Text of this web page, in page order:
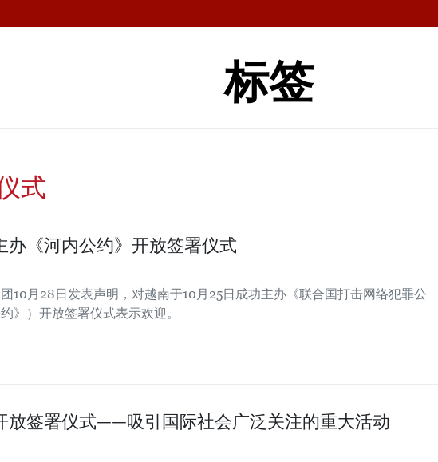
标签
式
办《河内公约》开放签署仪式
10月28日发表声明，对越南于10月25日成功主办《联合国打击网络犯罪公
》）开放签署仪式表示欢迎。
放签署仪式——吸引国际社会广泛关注的重大活动